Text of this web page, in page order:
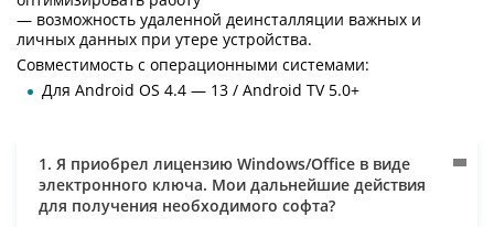
— возможность удаленной деинсталляции важных и
личных данных при утере устройства.
Совместимость с операционными системами:
Для Android OS 4.4 — 13 / Android TV 5.0+
1. Я приобрел лицензию Windows/Office в виде
электронного ключа. Мои дальнейшие действия
для получения необходимого софта?